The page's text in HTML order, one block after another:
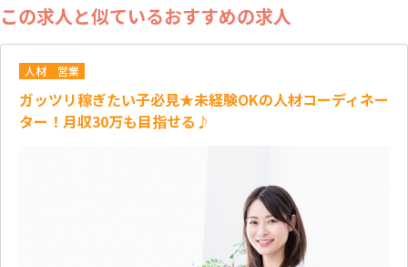
この求人と似ているおすすめの求人
人材 営業
ガッツリ稼ぎたい子必見★未経験OKの人材コーディネー
ター！月収30万も目指せる♪